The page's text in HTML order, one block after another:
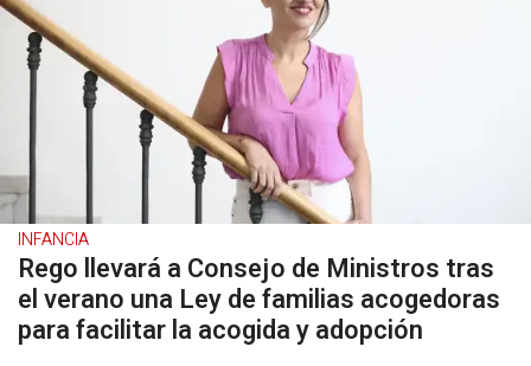
INFANCIA
Rego llevará a Consejo de Ministros tras
el verano una Ley de familias acogedoras
para facilitar la acogida y adopción